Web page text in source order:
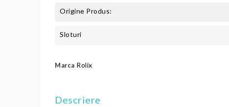
Origine Produs:
Sloturi
Marca Rolix
Descriere